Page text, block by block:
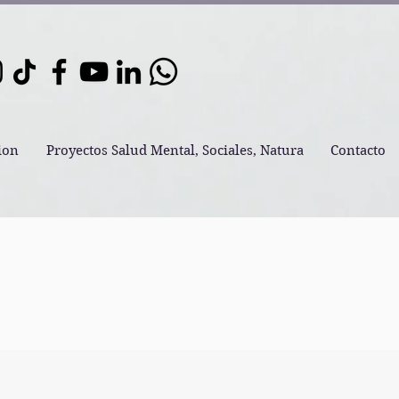
Proyectos Salud Mental, Sociales, Natura Contacto